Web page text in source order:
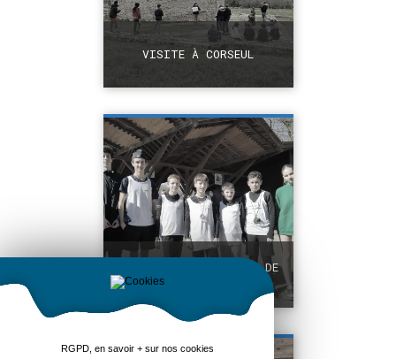
VISITE À CORSEUL
+
CHAMPIONNAT RÉGIONAL DE
COURSE D'ORIENTATION
+
RGPD, en savoir + sur nos cookies